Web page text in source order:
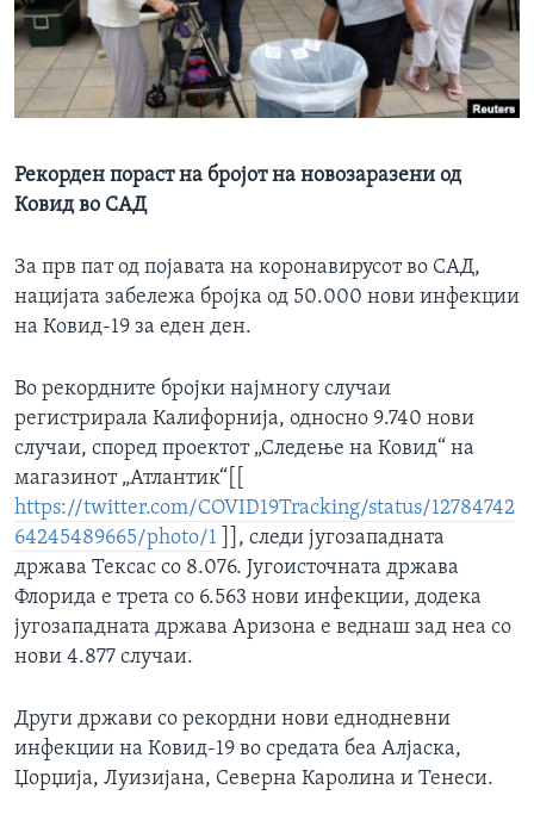
ИНТЕРВЈУА
Јазици
Рекорден пораст на бројот на новозаразени од
Ковид во САД
За прв пат од појавата на коронавирусот во САД,
нацијата забележа бројка од 50.000 нови инфекции
на Ковид-19 за еден ден.
Во рекордните бројки најмногу случаи
регистрирала Калифорнија, односно 9.740 нови
случаи, според проектот „Следење на Ковид“ на
магазинот „Атлантик“[[
https://twitter.com/COVID19Tracking/status/12784742
64245489665/photo/1 ]], следи југозападната
држава Тексас со 8.076. Југоисточната држава
Флорида е трета со 6.563 нови инфекции, додека
југозападната држава Аризона е веднаш зад неа со
нови 4.877 случаи.
Други држави со рекордни нови еднодневни
инфекции на Ковид-19 во средата беа Алјаска,
Џорџија, Луизијана, Северна Каролина и Тенеси.